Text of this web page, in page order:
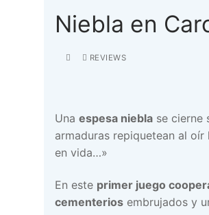
Niebla en
REVIEWS
Una espesa niebla se cierne
armaduras repiquetean al oír
en vida…»
En este primer juego
cementerios embrujados y